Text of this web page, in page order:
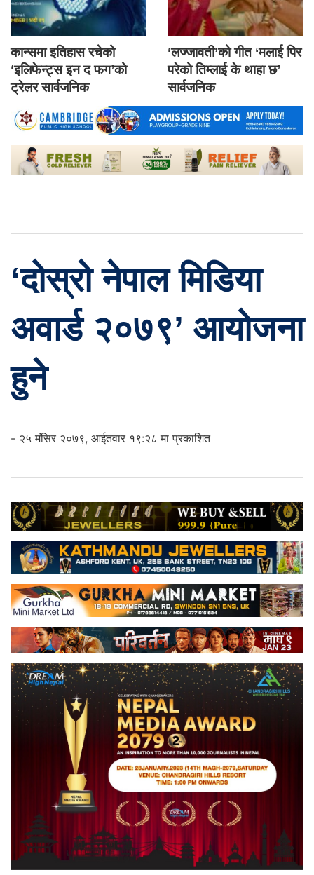
कान्समा इतिहास रचेको
‘इलिफेन्ट्स इन द फग’को
ट्रेलर सार्वजनिक
‘लज्जावती’को गीत ‘मलाई पिर
परेको तिम्लाई के थाहा छ’
सार्वजनिक
‘दोस्रो नेपाल मिडिया
अवार्ड २०७९’ आयोजना
हुने
- २५ मंसिर २०७९, आईतवार १९:२८ मा प्रकाशित